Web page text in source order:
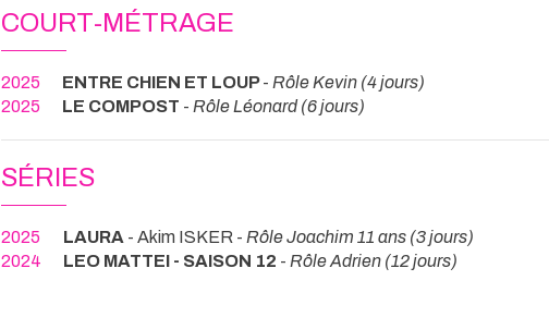
COURT-MÉTRAGE
2025 ENTRE CHIEN ET LOUP- Rôle Kevin (4 jours)
2025
LE COMPOST - Rôle Léonard (6 jours)
SÉRIES
2025 LAURA - Akim ISKER - Rôle Joachim 11 ans (3 jours)
2024
LEO MATTEI - SAISON 12 - Rôle Adrien (12 jours)